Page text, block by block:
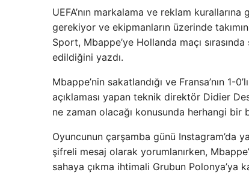
UEFA’nın markalama ve reklam
gerekiyor ve ekipmanların üzerinde
Sport, Mbappe’ye Hollanda maçı
edildiğini yazdı.
Mbappe’nin sakatlandığı ve Fransa’nın 1-
açıklaması yapan teknik direktör Didier
ne zaman olacağı konusunda herhangi
Oyuncunun çarşamba günü Instagram’da
şifreli mesaj olarak yorumlanırken,
sahaya çıkma ihtimali Grubun Polonya’ya